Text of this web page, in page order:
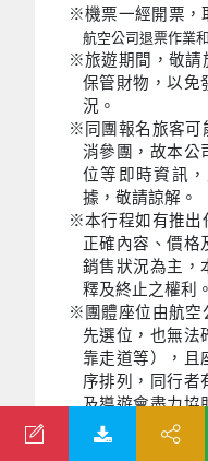
※機票一經開票，
航空公司退票作業
※旅遊期間，敬請
保管財物，以免
況。
※同團報名旅客可
消參團，故本公
位等即時資訊
據，敬請諒解。
※本行程如有推出
正確內容、價格
銷售狀況為主，
釋及終止之權利。
※團體座位由航空
先選位，也無法
靠走道等），且
序排列，同行者
及導遊會盡力協
敬請貴賓諒解。